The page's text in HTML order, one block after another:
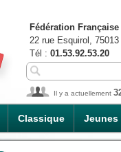
Classique Jeunes
Fédération
22 rue Esquirol,
Tél : 01.53.92.53.20
Il y a actuellement